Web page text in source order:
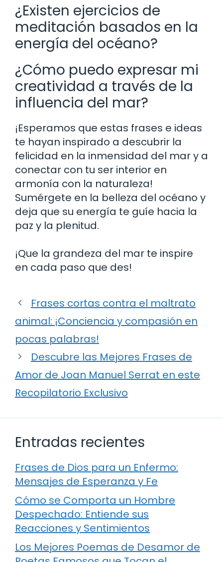
¿Existen ejercicios de
meditación basados en la
energía del océano?
¿Cómo puedo expresar mi
creatividad a través de la
influencia del mar?
¡Esperamos que estas frases e ideas
te hayan inspirado a descubrir la
felicidad en la inmensidad del mar y a
conectar con tu ser interior en
armonía con la naturaleza!
Sumérgete en la belleza del océano y
deja que su energía te guíe hacia la
paz y la plenitud.
¡Que la grandeza del mar te inspire
en cada paso que des!
Frases cortas contra el maltrato
animal: ¡Conciencia y compasión en
pocas palabras!
Descubre las Mejores Frases de
Amor de Joan Manuel Serrat en este
Recopilatorio Exclusivo
Entradas recientes
Frases de Dios para un Enfermo:
Mensajes de Esperanza y Fe
Cómo se Comporta un Hombre
Despechado: Entiende sus
Reacciones y Sentimientos
Los Mejores Poemas de Desamor de